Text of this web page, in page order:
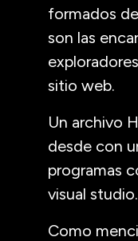
formados
son las
sitio web.
Un archivo
desde con
programas
visual studio.
Como